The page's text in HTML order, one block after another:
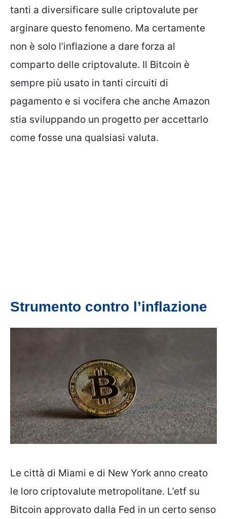
tanti a diversificare sulle criptovalute per
arginare questo fenomeno. Ma certamente
non è solo l’inflazione a dare forza al
comparto delle criptovalute. Il Bitcoin è
sempre più usato in tanti circuiti di
pagamento e si vocifera che anche Amazon
stia sviluppando un progetto per accettarlo
come fosse una qualsiasi valuta.
Strumento contro l’inflazione
Le città di Miami e di New York anno creato
le loro criptovalute metropolitane. L’etf su
Bitcoin approvato dalla Fed in un certo senso